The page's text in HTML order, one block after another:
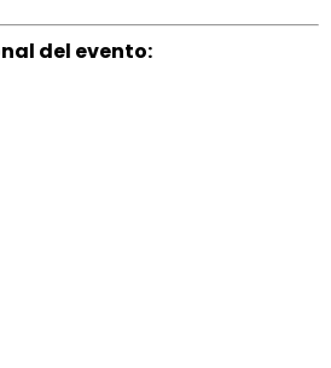
del evento: